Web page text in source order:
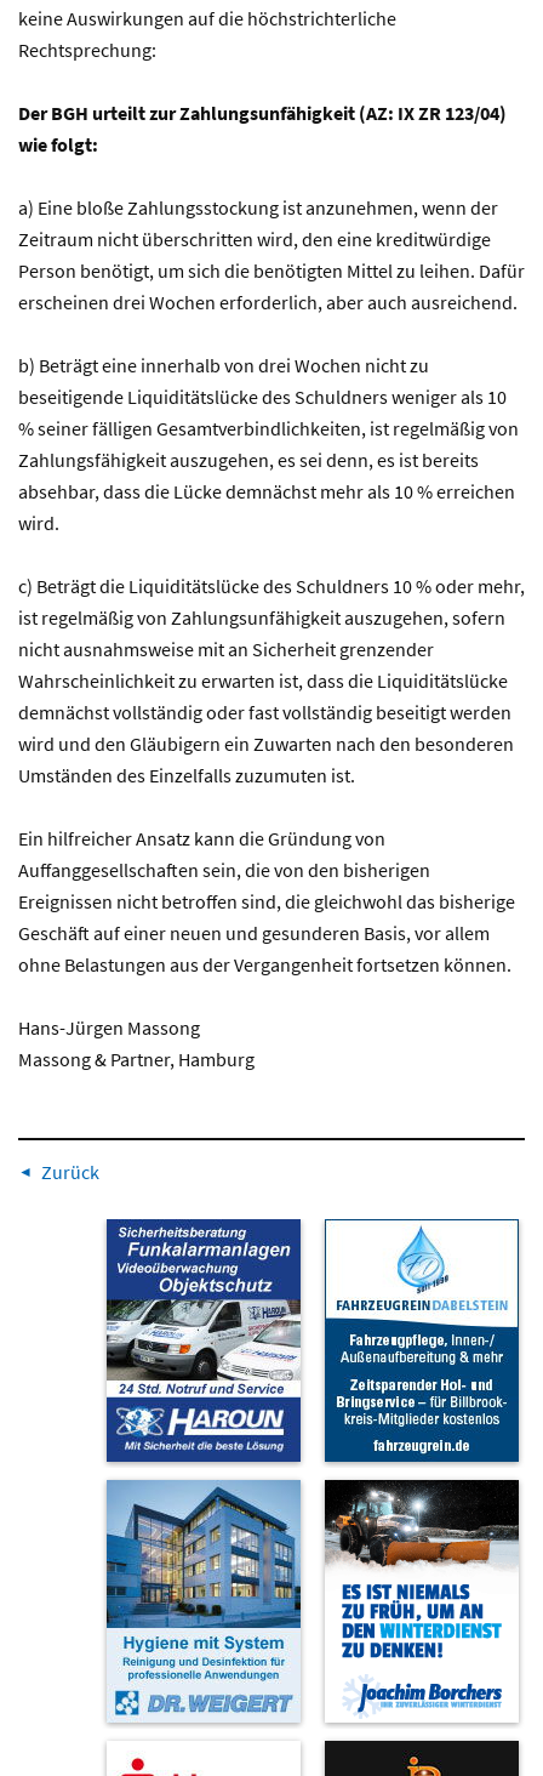
keine Auswirkungen auf die höchstrichterliche
Rechtsprechung:
Der BGH urteilt zur Zahlungsunfähigkeit (AZ: IX ZR 123/04)
wie folgt:
a) Eine bloße Zahlungsstockung ist anzunehmen, wenn der
Zeitraum nicht überschritten wird, den eine kreditwürdige
Person benötigt, um sich die benötigten Mittel zu leihen. Dafür
erscheinen drei Wochen erforderlich, aber auch ausreichend.
b) Beträgt eine innerhalb von drei Wochen nicht zu
beseitigende Liquiditätslücke des Schuldners weniger als 10
% seiner fälligen Gesamtverbindlichkeiten, ist regelmäßig von
Zahlungsfähigkeit auszugehen, es sei denn, es ist bereits
absehbar, dass die Lücke demnächst mehr als 10 % erreichen
wird.
c) Beträgt die Liquiditätslücke des Schuldners 10 % oder mehr,
ist regelmäßig von Zahlungsunfähigkeit auszugehen, sofern
nicht ausnahmsweise mit an Sicherheit grenzender
Wahrscheinlichkeit zu erwarten ist, dass die Liquiditätslücke
demnächst vollständig oder fast vollständig beseitigt werden
wird und den Gläubigern ein Zuwarten nach den besonderen
Umständen des Einzelfalls zuzumuten ist.
Ein hilfreicher Ansatz kann die Gründung von
Auffanggesellschaften sein, die von den bisherigen
Ereignissen nicht betroffen sind, die gleichwohl das bisherige
Geschäft auf einer neuen und gesunderen Basis, vor allem
ohne Belastungen aus der Vergangenheit fortsetzen können.
Hans-Jürgen Massong
Massong & Partner, Hamburg
Zurück